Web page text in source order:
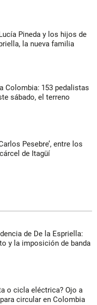
Pineda y los hijos de
la nueva familia
Colombia: 153 pedalistas
sábado, el terreno
Pesebre’, entre los
de Itagüí
de De la Espriella:
y la imposición de banda
o cicla eléctrica? Ojo a
circular en Colombia